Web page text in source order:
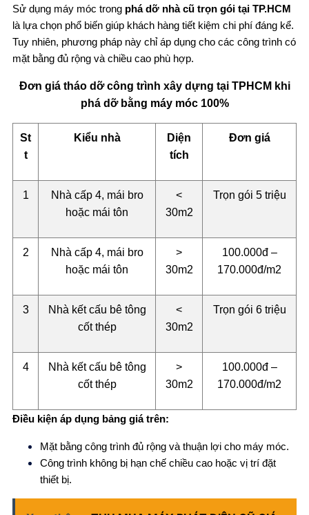
Sử dụng máy móc trong phá dỡ nhà cũ trọn gói tại TP.HCM
là lựa chọn phổ biến giúp khách hàng tiết kiệm chi phí đáng kể.
Tuy nhiên, phương pháp này chỉ áp dụng cho các công trình có
mặt bằng đủ rộng và chiều cao phù hợp.
Đơn giá tháo dỡ công trình xây dựng tại TPHCM khi
phá dỡ bằng máy móc 100%
St
t
Kiểu nhà
Diện
tích
Đơn giá
1
Nhà cấp 4, mái bro
hoặc mái tôn
<
30m2
Trọn gói 5 triệu
2
Nhà cấp 4, mái bro
hoặc mái tôn
>
30m2
100.000đ –
170.000đ/m2
3
Nhà kết cấu bê tông
cốt thép
<
30m2
Trọn gói 6 triệu
4
Nhà kết cấu bê tông
cốt thép
>
30m2
100.000đ –
170.000đ/m2
Điều kiện áp dụng bảng giá trên:
Mặt bằng công trình đủ rộng và thuận lợi cho máy móc.
Công trình không bị hạn chế chiều cao hoặc vị trí đặt
thiết bị.